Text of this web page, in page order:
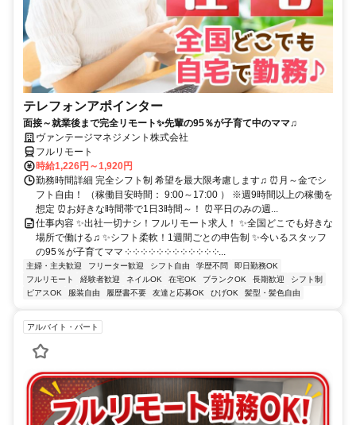
テレフォンアポインター
面接～就業後まで完全リモート✨先輩の95％が子育て中のママ♫
ヴァンテージマネジメント株式会社
フルリモート
時給1,226円～1,920円
勤務時間詳細 完全シフト制 希望を最大限考慮します♫ ⏰月～金でシ
フト自由！ （稼働目安時間： 9:00～17:00 ） ※週9時間以上の稼働を
想定 ⏰お好きな時間帯で1日3時間～！ ⏰平日のみの週...
仕事内容 ✨出社一切ナシ！フルリモート求人！ ✨全国どこでも好きな
場所で働ける♫ ✨シフト柔軟！1週間ごとの申告制 ✨今いるスタッフ
の95％が子育てママ ༶ ༶ ༶ ༶ ༶ ༶ ༶ ༶ ༶ ༶ ༶ ༶...
主婦・主夫歓迎 フリーター歓迎 シフト自由 学歴不問
即日勤務OK
フルリモート
経験者歓迎 ネイルOK 在宅OK ブランクOK 長期歓迎
シフト制
ピアスOK
服装自由 履歴書不要 友達と応募OK ひげOK 髪型・髪色自由
アルバイト・パート